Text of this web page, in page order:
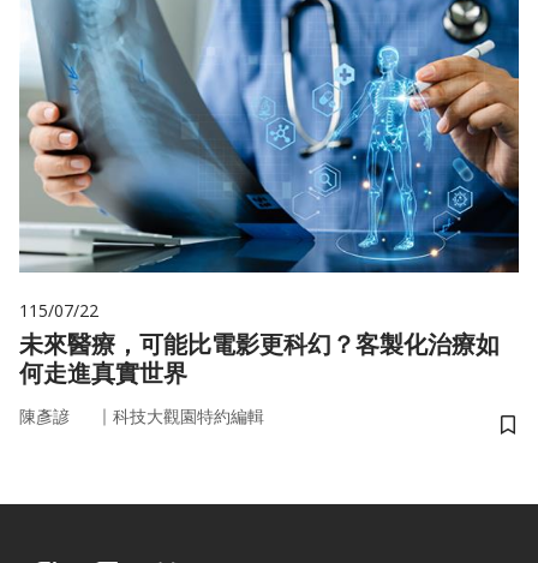
115/07/22
未來醫療，可能比電影更科幻？客製化治療如
何走進真實世界
陳彥諺 ｜ 科技大觀園特約編輯
儲